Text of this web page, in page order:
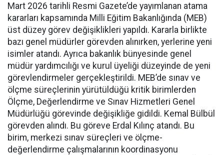
Mart 2026 tarihli Resmi Gazete’de yayımlanan atama
kararları kapsamında Milli Eğitim Bakanlığında (MEB)
üst düzey görev değişiklikleri yapıldı. Kararla birlikte
bazı genel müdürler görevden alınırken, yerlerine yeni
isimler atandı. Ayrıca bakanlık bünyesinde genel
müdür yardımcılığı ve kurul üyeliği düzeyinde de yeni
görevlendirmeler gerçekleştirildi. MEB’de sınav ve
ölçme süreçlerinin yürütüldüğü kritik birimlerden
Ölçme, Değerlendirme ve Sınav Hizmetleri Genel
Müdürlüğü görevinde değişikliğe gidildi. Kemal Bülbül
görevden alındı. Bu göreve Erdal Kılınç atandı. Bu
birim, merkezi sınav süreçleri ve ölçme-
değerlendirme çalışmalarının koordinasyonu